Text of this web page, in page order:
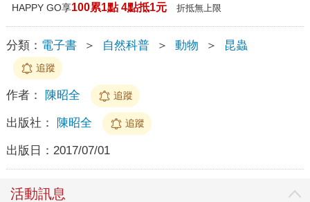
HAPPY GO享100累1點 4點抵1元 折抵無上限
分類： 電子書 ＞ 自然科普 ＞ 動物 ＞ 昆蟲
追蹤
作者： 陳昭全 追蹤
出版社： 陳昭全 追蹤
出版日： 2017/07/01
活動訊息